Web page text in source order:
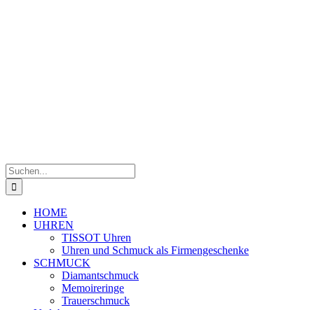
Suche
nach:
HOME
UHREN
TISSOT Uhren
Uhren und Schmuck als Firmengeschenke
SCHMUCK
Diamantschmuck
Memoireringe
Trauerschmuck